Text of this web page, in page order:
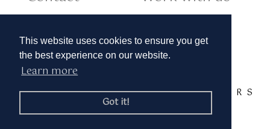
This website uses cookies to ensure you get
the best experience on our website.
Learn more
Got it!
Cookies •
TAGS:A B C D E F G H I J K L M N O R S